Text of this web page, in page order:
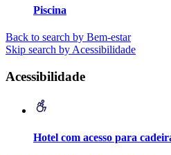
Piscina
Back to search by Bem-estar
Skip search by Acessibilidade
Acessibilidade
Hotel com acesso para